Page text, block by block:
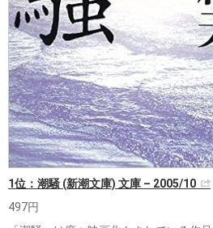
1位：潮騒 (新潮文庫) 文庫 – 2005/10
497円